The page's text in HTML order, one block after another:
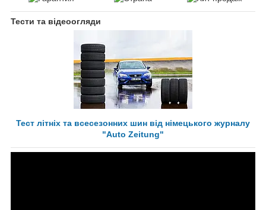
Тести та відеоогляди
Тест літніх та всесезонних шин від німецького журналу
"Auto Zeitung"